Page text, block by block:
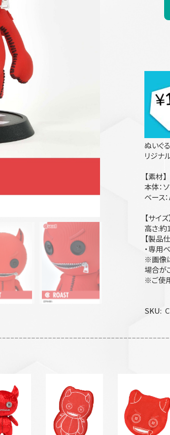
ぬいぐ
リジナ
【素材】
本体：
ベース
【サイズ
高さ:
【製品
・専用
※画像
場合が
※ご使
SKU